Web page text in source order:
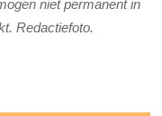
niet permanent in
Redactiefoto.